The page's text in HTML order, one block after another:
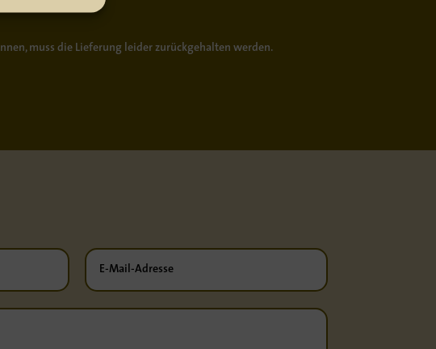
muss die Lieferung leider zurückgehalten werden.